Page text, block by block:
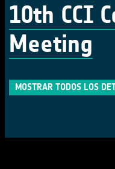
10th CCI
Meeting
MOSTRAR TODOS LOS